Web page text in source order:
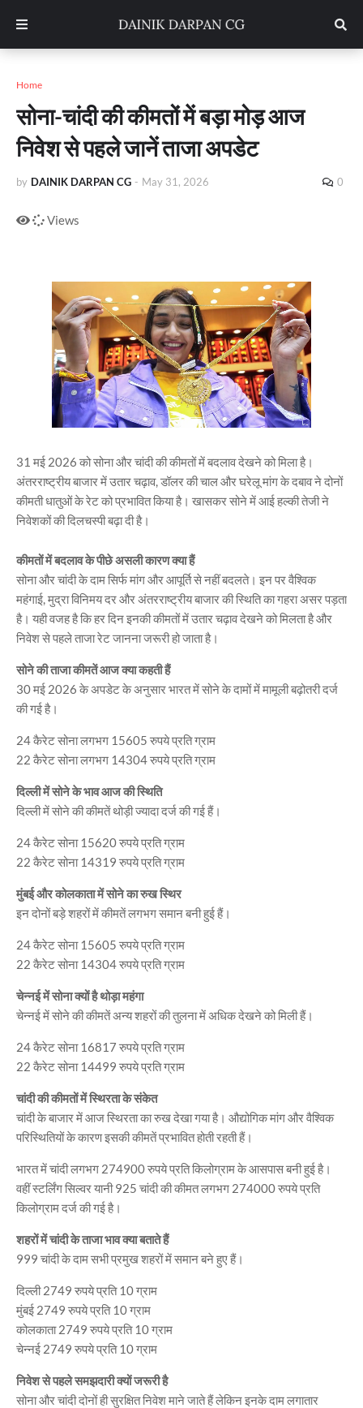
Home
सोना-चांदी की कीमतों में बड़ा मोड़ आज
निवेश से पहले जानें ताजा अपडेट
by DAINIK DARPAN CG - May 31, 2026 0
Views
31 मई 2026 को सोना और चांदी की कीमतों में बदलाव देखने को मिला है।
अंतरराष्ट्रीय बाजार में उतार चढ़ाव, डॉलर की चाल और घरेलू मांग के दबाव ने दोनों
कीमती धातुओं के रेट को प्रभावित किया है। खासकर सोने में आई हल्की तेजी ने
निवेशकों की दिलचस्पी बढ़ा दी है।
कीमतों में बदलाव के पीछे असली कारण क्या हैं
सोना और चांदी के दाम सिर्फ मांग और आपूर्ति से नहीं बदलते। इन पर वैश्विक
महंगाई, मुद्रा विनिमय दर और अंतरराष्ट्रीय बाजार की स्थिति का गहरा असर पड़ता
है। यही वजह है कि हर दिन इनकी कीमतों में उतार चढ़ाव देखने को मिलता है और
निवेश से पहले ताजा रेट जानना जरूरी हो जाता है।
सोने की ताजा कीमतें आज क्या कहती हैं
30 मई 2026 के अपडेट के अनुसार भारत में सोने के दामों में मामूली बढ़ोतरी दर्ज
की गई है।
24 कैरेट सोना लगभग 15605 रुपये प्रति ग्राम
22 कैरेट सोना लगभग 14304 रुपये प्रति ग्राम
दिल्ली में सोने के भाव आज की स्थिति
दिल्ली में सोने की कीमतें थोड़ी ज्यादा दर्ज की गई हैं।
24 कैरेट सोना 15620 रुपये प्रति ग्राम
22 कैरेट सोना 14319 रुपये प्रति ग्राम
मुंबई और कोलकाता में सोने का रुख स्थिर
इन दोनों बड़े शहरों में कीमतें लगभग समान बनी हुई हैं।
24 कैरेट सोना 15605 रुपये प्रति ग्राम
22 कैरेट सोना 14304 रुपये प्रति ग्राम
चेन्नई में सोना क्यों है थोड़ा महंगा
चेन्नई में सोने की कीमतें अन्य शहरों की तुलना में अधिक देखने को मिली हैं।
24 कैरेट सोना 16817 रुपये प्रति ग्राम
22 कैरेट सोना 14499 रुपये प्रति ग्राम
चांदी की कीमतों में स्थिरता के संकेत
चांदी के बाजार में आज स्थिरता का रुख देखा गया है। औद्योगिक मांग और वैश्विक
परिस्थितियों के कारण इसकी कीमतें प्रभावित होती रहती हैं।
भारत में चांदी लगभग 274900 रुपये प्रति किलोग्राम के आसपास बनी हुई है।
वहीं स्टर्लिंग सिल्वर यानी 925 चांदी की कीमत लगभग 274000 रुपये प्रति
किलोग्राम दर्ज की गई है।
शहरों में चांदी के ताजा भाव क्या बताते हैं
999 चांदी के दाम सभी प्रमुख शहरों में समान बने हुए हैं।
दिल्ली 2749 रुपये प्रति 10 ग्राम
मुंबई 2749 रुपये प्रति 10 ग्राम
कोलकाता 2749 रुपये प्रति 10 ग्राम
चेन्नई 2749 रुपये प्रति 10 ग्राम
निवेश से पहले समझदारी क्यों जरूरी है
सोना और चांदी दोनों ही सुरक्षित निवेश माने जाते हैं लेकिन इनके दाम लगातार